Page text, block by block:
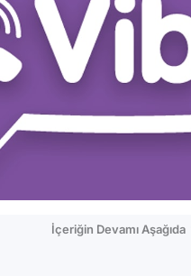
İçeriğin Devamı Aşağıda